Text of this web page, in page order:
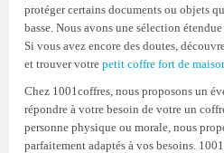
protéger certains documents ou objets
basse. Nous avons une sélection
Si vous avez encore des doutes,
et trouver votre petit coffre fort de
Chez 1001coffres, nous proposons un
répondre à votre besoin de votre un
personne physique ou morale, nous
parfaitement adaptés à vos besoins.